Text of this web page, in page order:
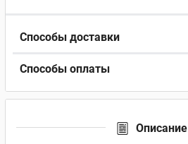
Способы доставки
Способы оплаты
Описание